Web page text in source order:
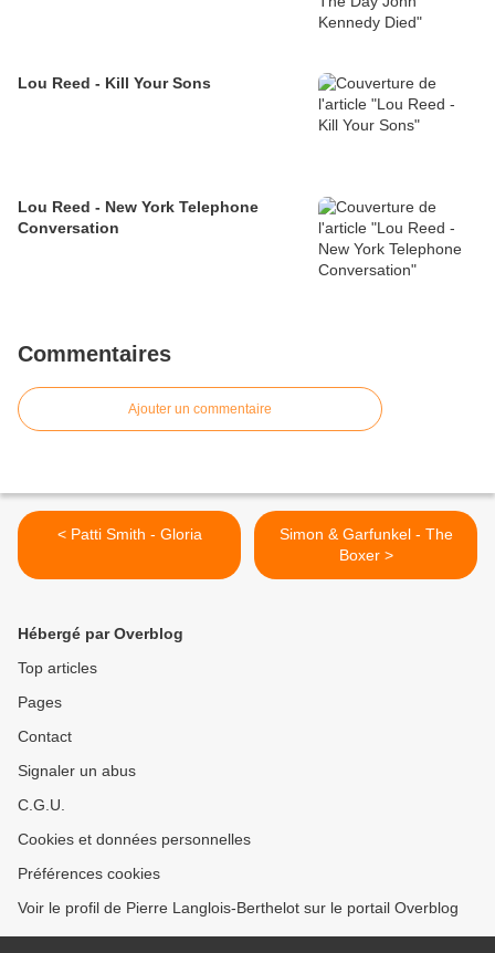
Lou Reed - Kill Your Sons
Lou Reed - New York Telephone
Conversation
Commentaires
Ajouter un commentaire
< Patti Smith - Gloria
Simon & Garfunkel - The
Boxer >
Hébergé par Overblog
Top articles
Pages
Contact
Signaler un abus
C.G.U.
Cookies et données personnelles
Préférences cookies
Voir le profil de Pierre Langlois-Berthelot sur le portail Overblog